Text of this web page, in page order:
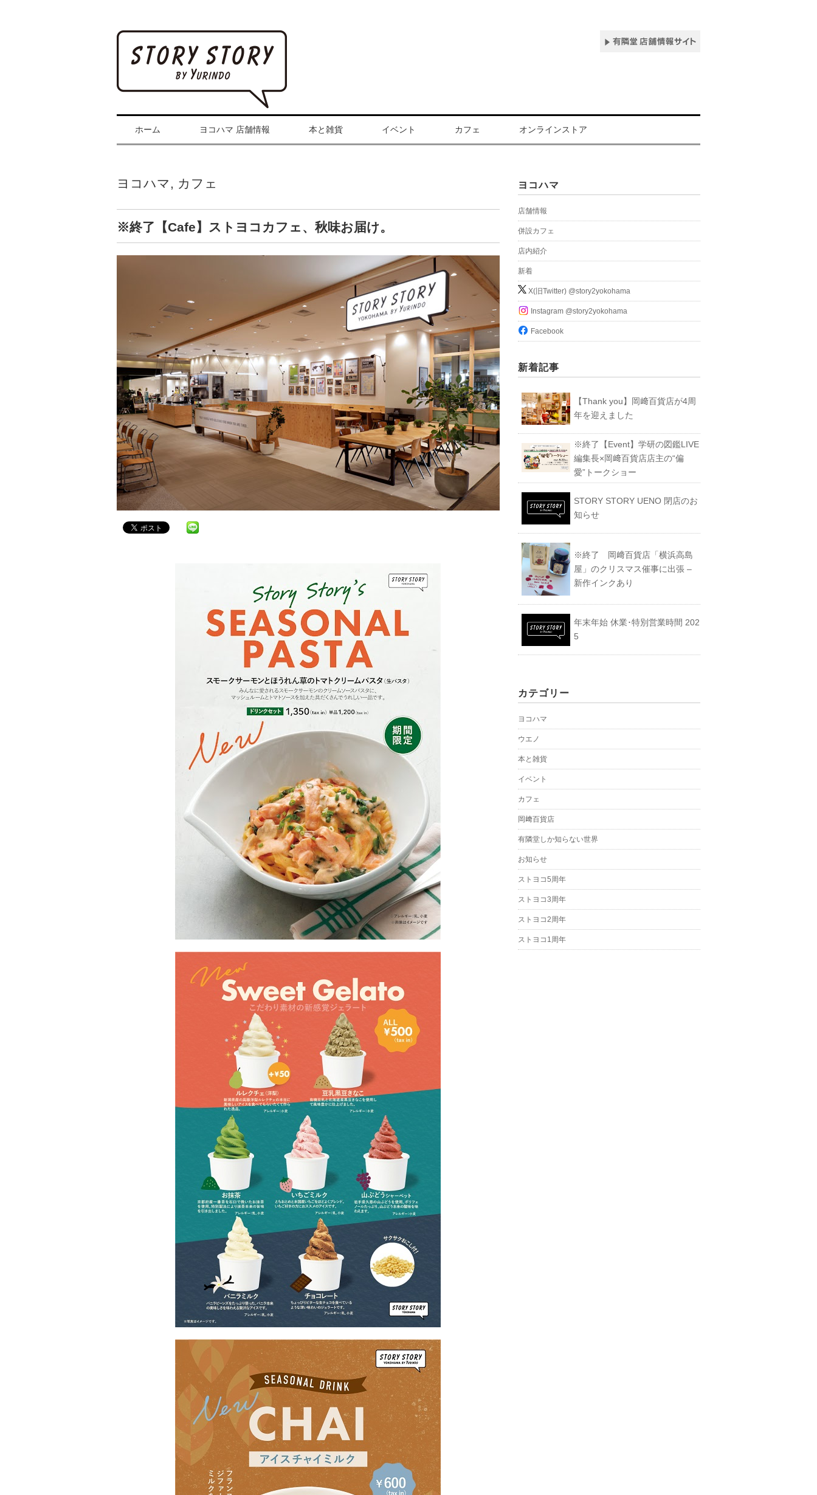
ホーム ヨコハマ 店舗情報 本と雑貨 イベント カフェ オンラインストア
ヨコハマ , カフェ
※終了【Cafe】ストヨコカフェ、秋味お届け。
ヨコハマ
店舗情報
併設カフェ
店内紹介
新着
X(旧Twitter) @story2yokohama
Instagram @story2yokohama
Facebook
新着記事
【Thank you】岡﨑百貨店が4周
年を迎えました
※終了【Event】学研の図鑑LIVE
編集長×岡﨑百貨店店主の“偏
愛”トークショー
STORY STORY UENO 閉店のお
知らせ
※終了 岡﨑百貨店「横浜高島
屋」のクリスマス催事に出張 –
新作インクあり
年末年始 休業･特別営業時間 202
5
カテゴリー
ヨコハマ
ウエノ
本と雑貨
イベント
カフェ
岡﨑百貨店
有隣堂しか知らない世界
お知らせ
ストヨコ5周年
ストヨコ3周年
ストヨコ2周年
ストヨコ1周年